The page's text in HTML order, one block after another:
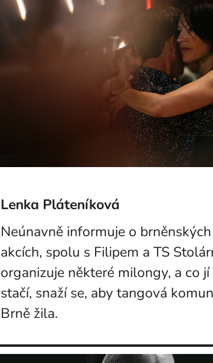
Lenka Pláteníková
Neúnavně informuje o
akcích, spolu s Filipem a TS
organizuje některé milongy, a co
stačí, snaží se, aby tangová
Brně žila.